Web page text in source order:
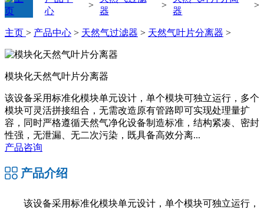
心
>
器
>
器
>
主页 > 产品中心 > 天然气过滤器 > 天然气叶片分离器 >
模块化天然气叶片分离器
该设备采用标准化模块单元设计，单个模块可独立运行，多个
模块可灵活拼接组合，无需改造原有管路即可实现处理量扩
容，同时严格遵循天然气净化设备制造标准，结构紧凑、密封
性强，无泄漏、无二次污染，既具备高效分离...
产品咨询
产品介绍
该设备采用标准化模块单元设计，单个模块可独立运行，